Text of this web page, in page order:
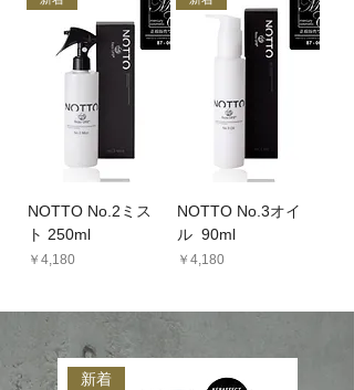
NOTTO No.2ミス
ト 250ml
価格
￥4,180
NOTTO No.3オイ
ル 90ml
価格
￥4,180
新着